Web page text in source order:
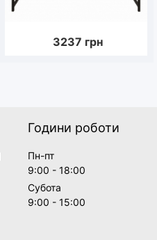
3237 грн
Години роботи
Пн-пт
9:00 - 18:00
Субота
9:00 - 15:00